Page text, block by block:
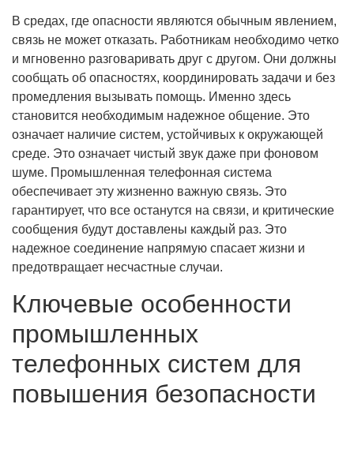
В средах, где опасности являются обычным явлением,
связь не может отказать. Работникам необходимо четко
и мгновенно разговаривать друг с другом. Они должны
сообщать об опасностях, координировать задачи и без
промедления вызывать помощь. Именно здесь
становится необходимым надежное общение. Это
означает наличие систем, устойчивых к окружающей
среде. Это означает чистый звук даже при фоновом
шуме. Промышленная телефонная система
обеспечивает эту жизненно важную связь. Это
гарантирует, что все останутся на связи, и критические
сообщения будут доставлены каждый раз. Это
надежное соединение напрямую спасает жизни и
предотвращает несчастные случаи.
Ключевые особенности
промышленных
телефонных систем для
повышения безопасности